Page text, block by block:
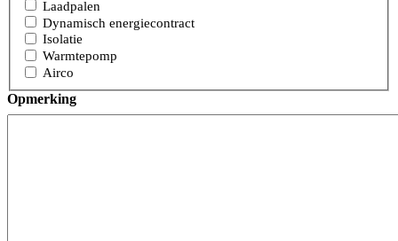
Laadpalen
Dynamisch energiecontract
Isolatie
Warmtepomp
Airco
Opmerking